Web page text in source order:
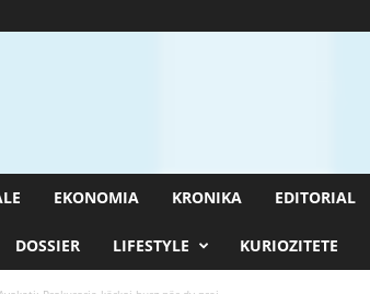
EKONOMIA KRONIKA EDITORIAL
DOSSIER LIFESTYLE KURIOZITETE